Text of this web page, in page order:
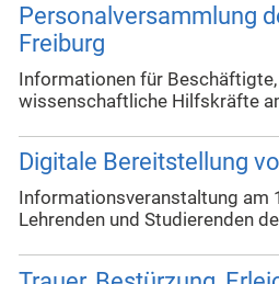
Personalversammlung
Freiburg
Informationen für Beschäftigte,
wissenschaftliche Hilfskräfte
Digitale Bereitstellung
Informationsveranstaltung am
Lehrenden und Studierenden